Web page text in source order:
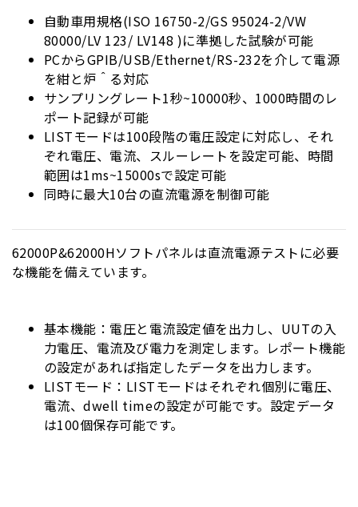
自動車用規格(ISO 16750-2/GS 95024-2/VW
80000/LV 123/ LV148 )に準拠した試験が可能
PCからGPIB/USB/Ethernet/RS-232を介して電源
を紺と炉＾る対応
サンプリングレート1秒~10000秒、1000時間のレ
ポート記録が可能
LISTモードは100段階の電圧設定に対応し、それ
ぞれ電圧、電流、スルーレートを設定可能、時間
範囲は1ms~15000sで設定可能
同時に最大10台の直流電源を制御可能
62000P&62000Hソフトパネルは直流電源テストに必要
な機能を備えています。
基本機能：電圧と電流設定値を出力し、UUTの入
力電圧、電流及び電力を測定します。レポート機能
の設定があれば指定したデータを出力します。
LISTモード：LISTモードはそれぞれ個別に電圧、
電流、dwell timeの設定が可能です。設定データ
は100個保存可能です。